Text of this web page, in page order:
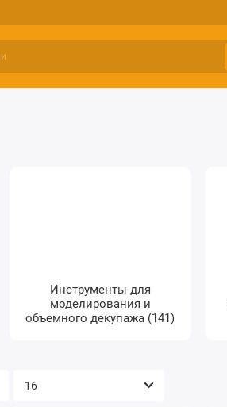
Инструменты для
моделирования и
объемного декупажа (141)